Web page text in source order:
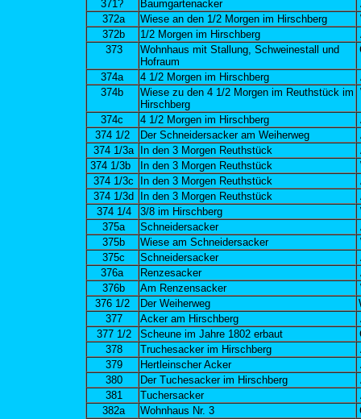
371?
Baumgartenacker
372a
Wiese an den 1/2 Morgen im Hirschberg
372b
1/2 Morgen im Hirschberg
373
Wohnhaus mit Stallung, Schweinestall und
Hofraum
374a 4 1/2 Morgen im Hirschberg
374b
Wiese zu den 4 1/2 Morgen im Reuthstück im
Hirschberg
374c 4 1/2 Morgen im Hirschberg
374 1/2
Der Schneidersacker am Weiherweg
374 1/3a
In den 3 Morgen Reuthstück
374 1/3b
In den 3 Morgen Reuthstück
374 1/3c
In den 3 Morgen Reuthstück
374 1/3d
In den 3 Morgen Reuthstück
374 1/4
3/8 im Hirschberg
375a
Schneidersacker
375b
Wiese am Schneidersacker
375c
Schneidersacker
376a
Renzesacker
376b
Am Renzensacker
376 1/2
Der Weiherweg
377
Acker am Hirschberg
377 1/2
Scheune im Jahre 1802 erbaut
378
Truchesacker im Hirschberg
379
Hertleinscher Acker
380
Der Tuchesacker im Hirschberg
381
Tuchersacker
382a
Wohnhaus Nr. 3